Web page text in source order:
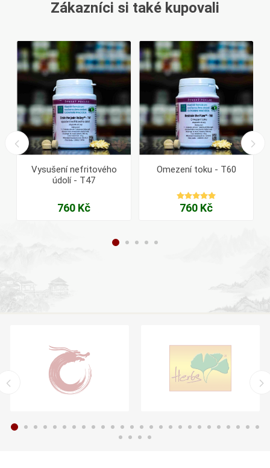
Zákazníci si také kupovali
Vysušení nefritového
údolí - T47
760 Kč
Omezení toku - T60
760 Kč